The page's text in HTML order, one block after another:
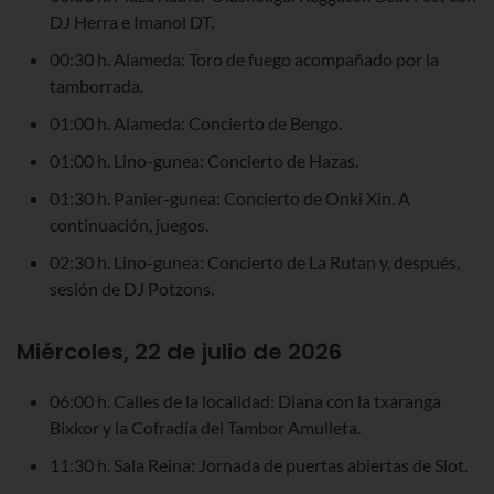
DJ Herra e Imanol DT.
00:30 h. Alameda: Toro de fuego acompañado por la
tamborrada.
01:00 h. Alameda: Concierto de Bengo.
01:00 h. Lino-gunea: Concierto de Hazas.
01:30 h. Panier-gunea: Concierto de Onki Xin. A
continuación, juegos.
02:30 h. Lino-gunea: Concierto de La Rutan y, después,
sesión de DJ Potzons.
Miércoles, 22 de julio de 2026
06:00 h. Calles de la localidad: Diana con la txaranga
Bixkor y la Cofradía del Tambor Amulleta.
11:30 h. Sala Reina: Jornada de puertas abiertas de Slot.